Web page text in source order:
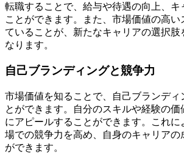
転職することで、給与や待遇の向上、キ
ことができます。また、市場価値の高い
ていることが、新たなキャリアの選択肢
なります。
自己ブランディングと競争力
市場価値を知ることで、自己ブランディ
とができます。自分のスキルや経験の
にアピールすることができます。これ
場での競争力を高め、自身のキャリアの
ができます。